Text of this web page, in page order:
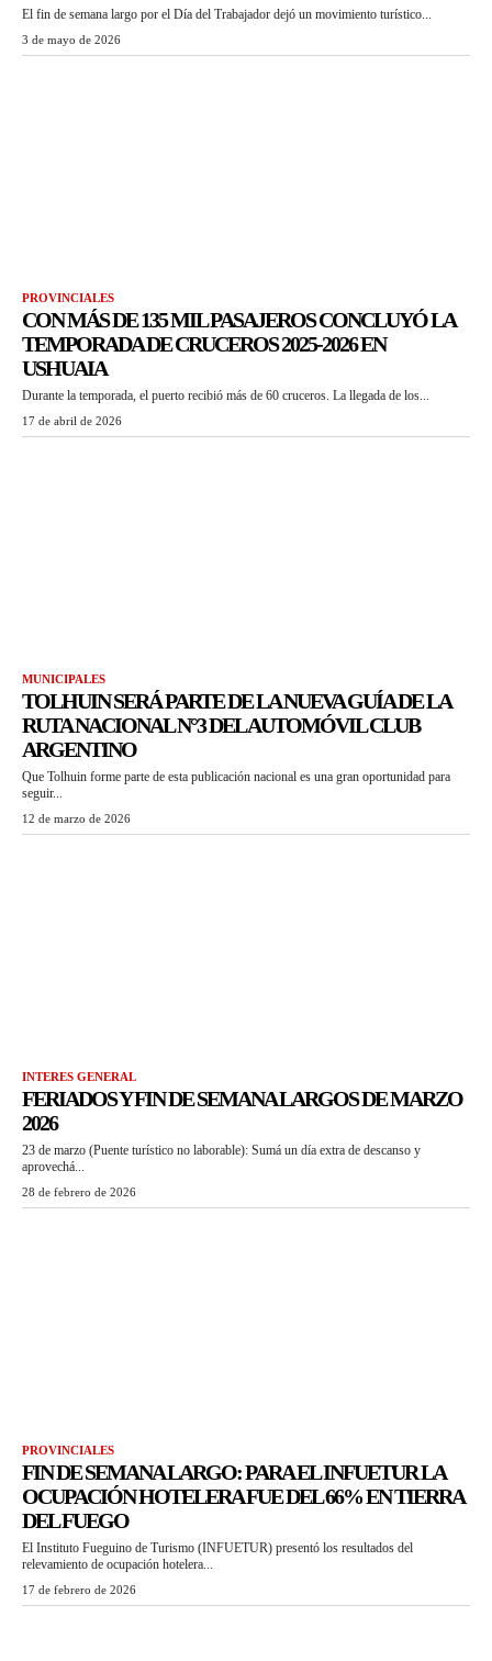
El fin de semana largo por el Día del Trabajador dejó un movimiento turístico...
3 de mayo de 2026
PROVINCIALES
CON MÁS DE 135 MIL PASAJEROS CONCLUYÓ LA
TEMPORADA DE CRUCEROS 2025-2026 EN
USHUAIA
Durante la temporada, el puerto recibió más de 60 cruceros. La llegada de los...
17 de abril de 2026
MUNICIPALES
TOLHUIN SERÁ PARTE DE LA NUEVA GUÍA DE LA
RUTA NACIONAL N°3 DEL AUTOMÓVIL CLUB
ARGENTINO
Que Tolhuin forme parte de esta publicación nacional es una gran oportunidad para
seguir...
12 de marzo de 2026
INTERES GENERAL
FERIADOS Y FIN DE SEMANA LARGOS DE MARZO
2026
23 de marzo (Puente turístico no laborable): Sumá un día extra de descanso y
aprovechá...
28 de febrero de 2026
PROVINCIALES
FIN DE SEMANA LARGO: PARA EL INFUETUR LA
OCUPACIÓN HOTELERA FUE DEL 66% EN TIERRA
DEL FUEGO
El Instituto Fueguino de Turismo (INFUETUR) presentó los resultados del
relevamiento de ocupación hotelera...
17 de febrero de 2026